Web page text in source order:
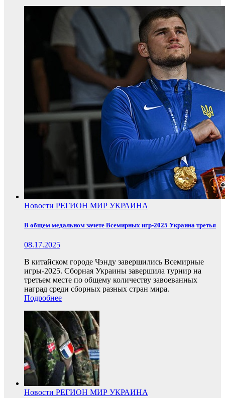
Новости РЕГИОН МИР УКРАИНА
В общем медальном зачете Всемирных игр-2025 Украина третья
08.17.2025
В китайском городе Чэнду завершились Всемирные
игры-2025. Сборная Украины завершила турнир на
третьем месте по общему количеству завоеванных
наград среди сборных разных стран мира.
Подробнее
Новости РЕГИОН МИР УКРАИНА